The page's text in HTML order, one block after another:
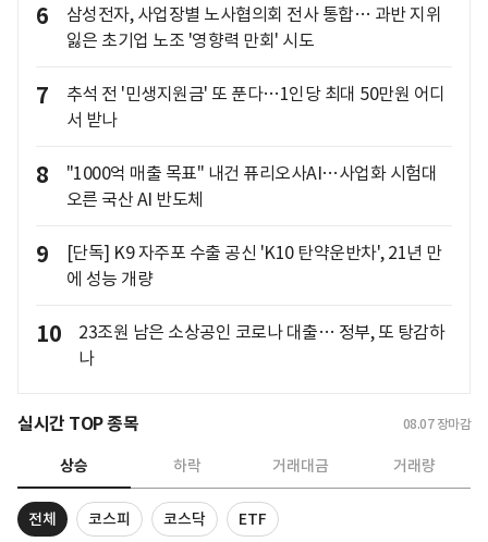
6
삼성전자, 사업장별 노사협의회 전사 통합… 과반 지위
잃은 초기업 노조 '영향력 만회' 시도
7
추석 전 '민생지원금' 또 푼다…1인당 최대 50만원 어디
서 받나
8
"1000억 매출 목표" 내건 퓨리오사AI…사업화 시험대
오른 국산 AI 반도체
9
[단독] K9 자주포 수출 공신 'K10 탄약운반차', 21년 만
에 성능 개량
10
23조원 남은 소상공인 코로나 대출… 정부, 또 탕감하
나
실시간 TOP 종목 08.07 장마감
상승 하락 거래대금 거래량
전체 코스피 코스닥 ETF